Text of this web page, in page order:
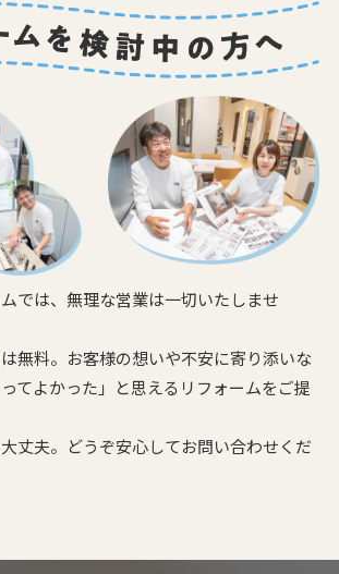
では、無理な営業は一切いたしませ
無料。お客様の想いや不安に寄り添いな
ってよかった」と思えるリフォームをご提
丈夫。どうぞ安心してお問い合わせくだ